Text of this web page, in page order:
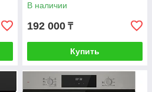
В наличии
192 000 ₸
Купить